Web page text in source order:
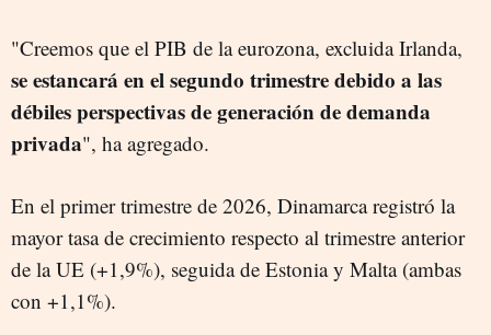
"Creemos que el PIB de la eurozona, excluida Irlanda,
se estancará en el segundo trimestre debido a las
débiles perspectivas de generación de demanda
privada", ha agregado.
En el primer trimestre de 2026, Dinamarca registró la
mayor tasa de crecimiento respecto al trimestre anterior
de la UE (+1,9%), seguida de Estonia y Malta (ambas
con +1,1%).